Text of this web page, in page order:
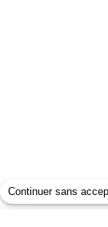
Continuer sans